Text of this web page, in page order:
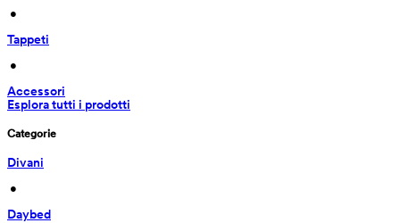
•
Tappeti
•
Accessori
Esplora tutti i prodotti
Categorie
Divani
•
Daybed